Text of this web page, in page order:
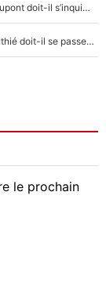
«Le XV de France est meilleur avec Lucu» : Antoine Dupont doit-il s’inquiéter pour sa place ?
Le XV de France a trouvé son remplaçant : Fabien Galthié doit-il se passer d'Antoine Dupont ?
le prochain